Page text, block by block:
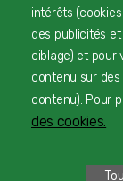
Une équipe
intérêts
des publicités
ciblage) et pour
contenu sur
contenu). Pour
des cookies.